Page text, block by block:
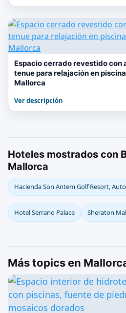
Espacio cerrado revestido con
tenue para relajación en
Mallorca
Ver descripción
Hoteles mostrados con
Mallorca
Hacienda Son Antem Golf Resort,
Hotel Serrano Palace Sheraton
Más topics en